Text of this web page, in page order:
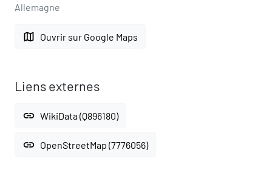
Allemagne
map Ouvrir sur Google Maps
Liens externes
link WikiData (Q896180)
link OpenStreetMap (7776056)